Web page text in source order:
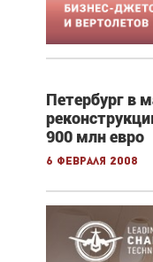
Петербург в
900 млн евро
6 февраля 2008